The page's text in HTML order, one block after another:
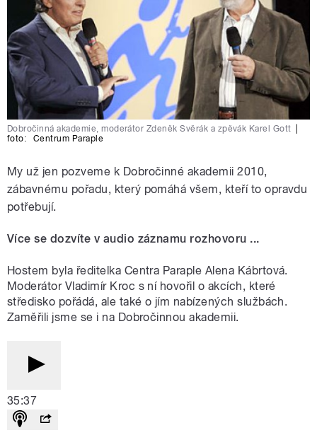
Dobročinná akademie, moderátor Zdeněk Svěrák a zpěvák Karel Gott
foto:
Centrum Paraple
My už jen pozveme k Dobročinné akademii 2010,
zábavnému pořadu, který pomáhá všem, kteří to opravdu
potřebují.
Více se dozvíte v audio záznamu rozhovoru ...
Hostem byla ředitelka Centra Paraple Alena Kábrtová.
Moderátor Vladimír Kroc s ní hovořil o akcích, které
středisko pořádá, ale také o jím nabízených službách.
Zaměřili jsme se i na Dobročinnou akademii.
35:37